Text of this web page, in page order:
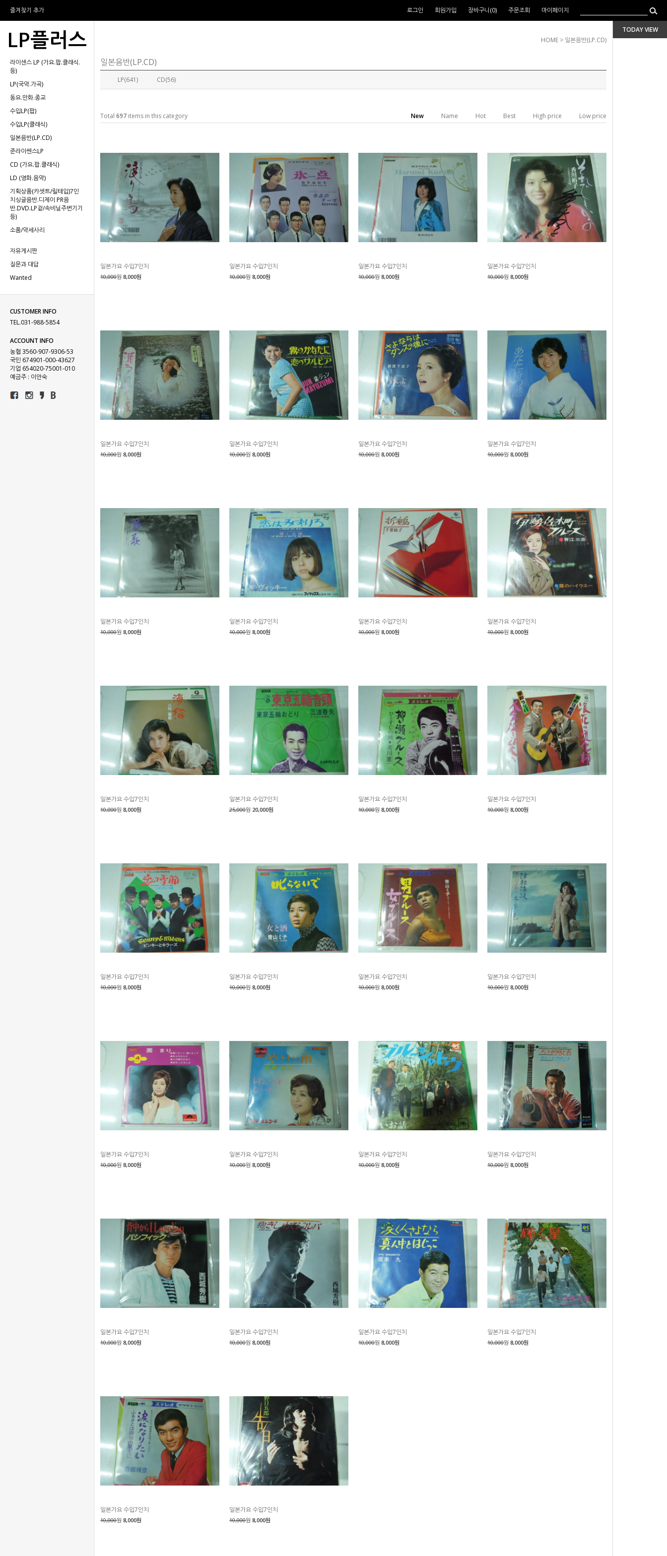
TODAY VIEW
즐겨찾기 추가 로그인 회원가입 장바구니(0) 주문조회 마이페이지
LP플러스
라이센스 LP (가요.팝.클래식.
등)
LP(국악.가곡)
동요.만화.종교
수입LP(팝)
수입LP(클래식)
일본음반(LP.CD)
준라이쎈스LP
CD (가요.팝.클래식)
LD (영화.음악)
기획상품(카셋트/릴테입)7인
치싱글음반.디제이 PR음
반.DVD.LP겉/속비닐주변기기
등)
소품/악세사리
자유게시판
질문과 대답
Wanted
CUSTOMER INFO
TEL.031-988-5854
ACCOUNT INFO
농협 3560-907-9306-53
국민 674901-000-43627
기업 654020-75001-010
예금주 : 이안숙
HOME > 일본음반(LP.CD)
일본음반(LP.CD)
LP(641) CD(56)
Total 697 items in this category New Name Hot Best High price Low price
일본가요 수입7인치
10,000원 8,000원
일본가요 수입7인치
10,000원 8,000원
일본가요 수입7인치
10,000원 8,000원
일본가요 수입7인치
10,000원 8,000원
일본가요 수입7인치
10,000원 8,000원
일본가요 수입7인치
10,000원 8,000원
일본가요 수입7인치
10,000원 8,000원
일본가요 수입7인치
10,000원 8,000원
일본가요 수입7인치
10,000원 8,000원
일본가요 수입7인치
10,000원 8,000원
일본가요 수입7인치
10,000원 8,000원
일본가요 수입7인치
10,000원 8,000원
일본가요 수입7인치
10,000원 8,000원
일본가요 수입7인치
25,000원 20,000원
일본가요 수입7인치
10,000원 8,000원
일본가요 수입7인치
10,000원 8,000원
일본가요 수입7인치
10,000원 8,000원
일본가요 수입7인치
10,000원 8,000원
일본가요 수입7인치
10,000원 8,000원
일본가요 수입7인치
10,000원 8,000원
일본가요 수입7인치
10,000원 8,000원
일본가요 수입7인치
10,000원 8,000원
일본가요 수입7인치
10,000원 8,000원
일본가요 수입7인치
10,000원 8,000원
일본가요 수입7인치
10,000원 8,000원
일본가요 수입7인치
10,000원 8,000원
일본가요 수입7인치
10,000원 8,000원
일본가요 수입7인치
10,000원 8,000원
일본가요 수입7인치
10,000원 8,000원
일본가요 수입7인치
10,000원 8,000원